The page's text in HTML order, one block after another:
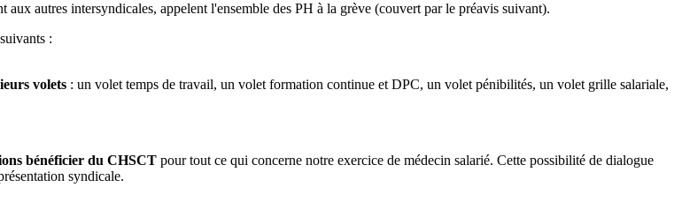
autres intersyndicales, appelent l'ensemble des PH à la grève (couvert par le préavis suivant).
:
volets : un volet temps de travail, un volet formation continue et DPC, un volet pénibilités, un volet grille salariale,
bénéficier du CHSCT pour tout ce qui concerne notre exercice de médecin salarié. Cette possibilité de dialogue
syndicale.